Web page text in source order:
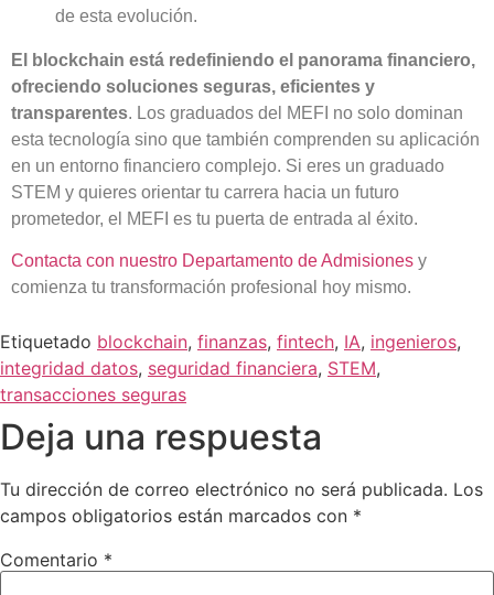
de esta evolución.
El blockchain está redefiniendo el panorama financiero,
ofreciendo soluciones seguras, eficientes y
transparentes. Los graduados del MEFI no solo dominan
esta tecnología sino que también comprenden su aplicación
en un entorno financiero complejo. Si eres un graduado
STEM y quieres orientar tu carrera hacia un futuro
prometedor, el MEFI es tu puerta de entrada al éxito.
Contacta con nuestro Departamento de Admisiones y
comienza tu transformación profesional hoy mismo.
Etiquetado blockchain, finanzas, fintech, IA, ingenieros,
integridad datos, seguridad financiera, STEM,
transacciones seguras
Deja una respuesta
Tu dirección de correo electrónico no será publicada. Los
campos obligatorios están marcados con *
Comentario *